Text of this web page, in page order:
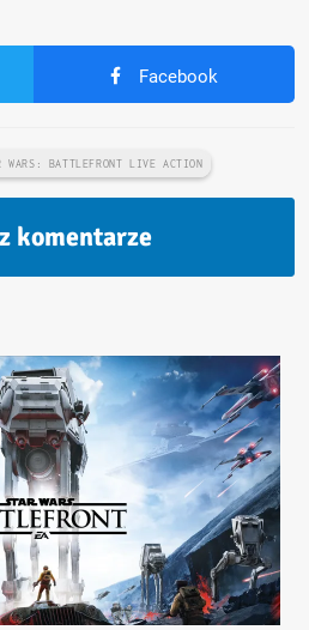
Facebook
WARS: BATTLEFRONT LIVE ACTION
komentarze